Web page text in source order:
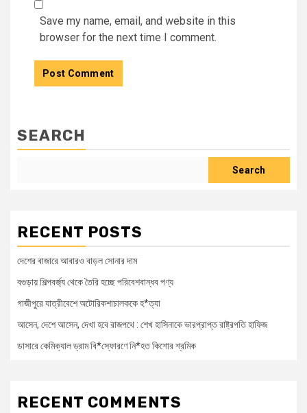
Save my name, email, and website in this
browser for the next time I comment.
SEARCH
Search
RECENT POSTS
দেশের বাজারে আবারও বাড়ল সোনার দাম
বগুড়ায় শিল্পবর্জ্য থেকে তৈরি হচ্ছে পরিবেশবান্ধব পণ্য
গাজীপুরে যাত্রীবেশে অটোরিকশাচালককে হ*ত্যা
আসেন, দেশে আসেন, দেখা হবে রাজপথে : শেখ হাসিনাকে ভারপ্রাপ্ত রাষ্ট্রপতি হাফিজ
ডাসারে কেমিক্যাল ড্রাম বি*স্ফোরণে নি*হত কিশোর শ্রমিক
RECENT COMMENTS